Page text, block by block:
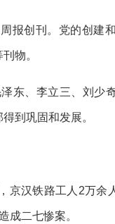
报创刊。党的创建
物。
东、李立三、刘少
到巩固和发展。
汉铁路工人2万余
成二七惨案。